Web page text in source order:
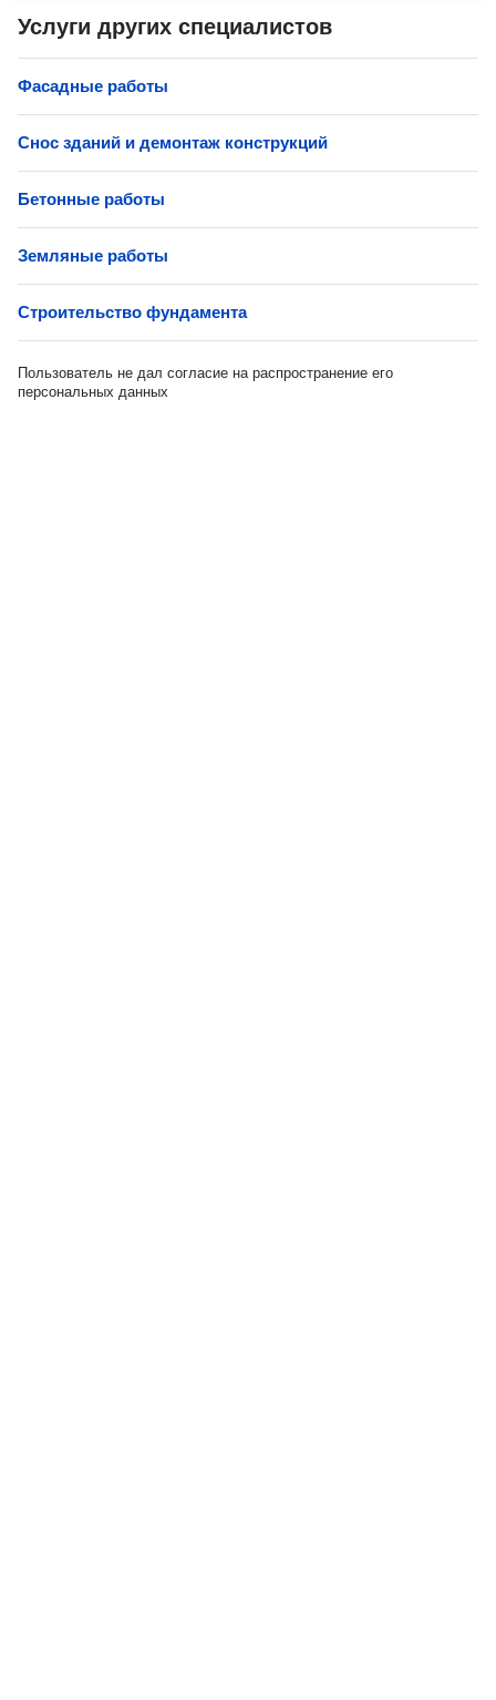
Услуги других специалистов
Фасадные работы
Снос зданий и демонтаж конструкций
Бетонные работы
Земляные работы
Строительство фундамента
Пользователь не дал согласие на распространение его
персональных данных